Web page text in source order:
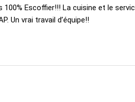
Escoffier!!! La cuisine et le
Un vrai travail d’équipe!!